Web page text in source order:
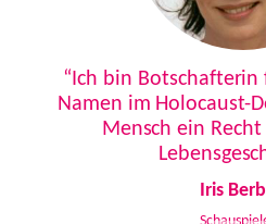
“Ich bin
Namen im Holocaust-
Mensch ein
Iris